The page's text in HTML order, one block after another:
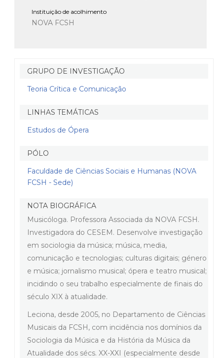
Instituição de acolhimento
NOVA FCSH
GRUPO DE INVESTIGAÇÃO
Teoria Crítica e Comunicação
LINHAS TEMÁTICAS
Estudos de Ópera
PÓLO
Faculdade de Ciências Sociais e Humanas (NOVA
FCSH - Sede)
NOTA BIOGRÁFICA
Musicóloga. Professora Associada da NOVA FCSH.
Investigadora do CESEM. Desenvolve investigação
em sociologia da música; música, media,
comunicação e tecnologias; culturas digitais; género
e música; jornalismo musical; ópera e teatro musical;
incidindo o seu trabalho especialmente de finais do
século XIX à atualidade.
Leciona, desde 2005, no Departamento de Ciências
Musicais da FCSH, com incidência nos domínios da
Sociologia da Música e da História da Música da
Atualidade dos sécs. XX-XXI (especialmente desde